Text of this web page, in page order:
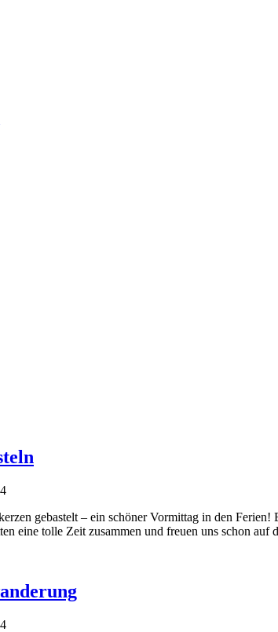
gebastelt – ein schöner Vormittag in den
eine tolle Zeit zusammen und freuen uns schon auf